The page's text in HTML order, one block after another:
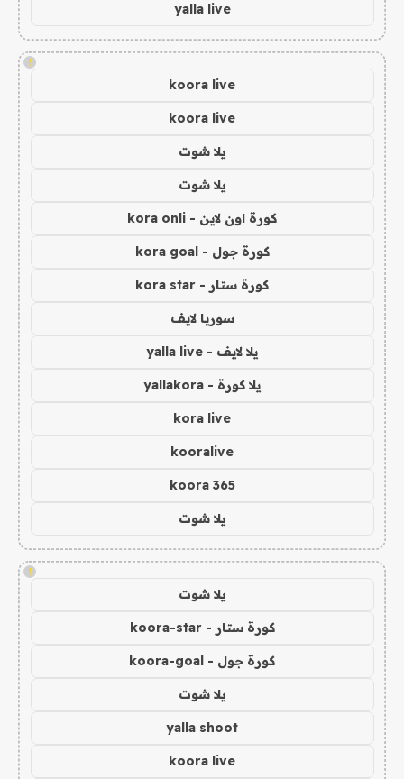
yalla live
!
koora live
koora live
يلا شوت
يلا شوت
كورة اون لاين - kora onli
كورة جول - kora goal
كورة ستار - kora star
سوريا لايف
يلا لايف - yalla live
يلا كورة - yallakora
kora live
kooralive
koora 365
يلا شوت
!
يلا شوت
كورة ستار - koora-star
كورة جول - koora-goal
يلا شوت
yalla shoot
koora live